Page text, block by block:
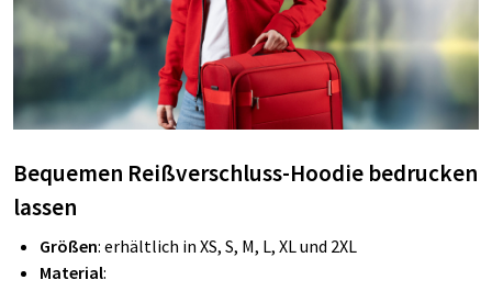
Bequemen Reißverschluss-Hoodie bedrucken
lassen
Größen: erhältlich in XS, S, M, L, XL und 2XL
Material: